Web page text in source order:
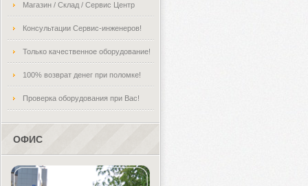
Магазин / Склад / Сервис Центр
Консультации Сервис-инженеров!
Только качественное оборудование!
100% возврат денег при поломке!
Проверка оборудования при Вас!
ОФИС